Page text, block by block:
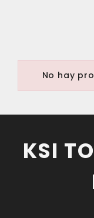
No hay
KSI